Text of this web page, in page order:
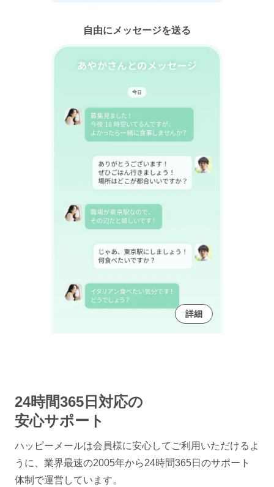
自由にメッセージを送る
詳細
24時間365日対応の
安心サポート
ハッピーメールは会員様に安心してご利用いただけるよ
うに、 業界最速の2005年から24時間365日のサポート
体制で運営しています。